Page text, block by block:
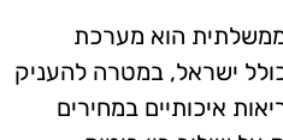
הוא מערכת
ישראל, במטרה להעניק
איכותיים במחירים